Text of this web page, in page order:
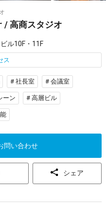
/ 高商スタジオ
ル10F・11F
ス
# 社長室 # 会議室
ーン # 高層ビル
問い合わせ
シェア